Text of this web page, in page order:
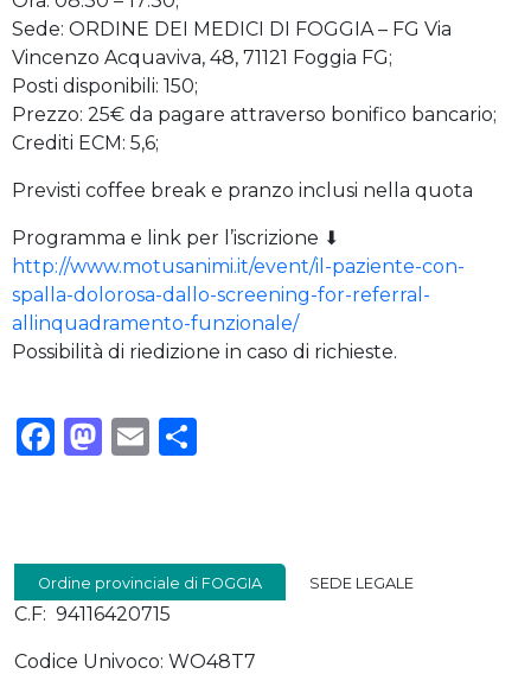
Sede: ORDINE DEI MEDICI DI FOGGIA – FG Via
Vincenzo Acquaviva, 48, 71121 Foggia FG;
Posti disponibili: 150;
Prezzo: 25€ da pagare attraverso bonifico bancario;
Crediti ECM: 5,6;
Previsti coffee break e pranzo inclusi nella quota
Programma e link per l’iscrizione ⬇
http://www.motusanimi.it/event/il-paziente-con-
spalla-dolorosa-dallo-screening-for-referral-
allinquadramento-funzionale/
Possibilità di riedizione in caso di richieste.
Facebook
Mastodon
Email
Ordine provinciale di FOGGIA SEDE LEGALE
C.F: 94116420715
Codice Univoco: WO48T7